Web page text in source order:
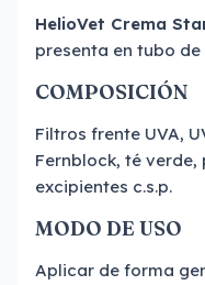
HelioVet Crema
presenta en tubo de
COMPOSICIÓN
Filtros frente UVA,
Fernblock, té
excipientes c.s.p.
MODO DE USO
Aplicar de forma